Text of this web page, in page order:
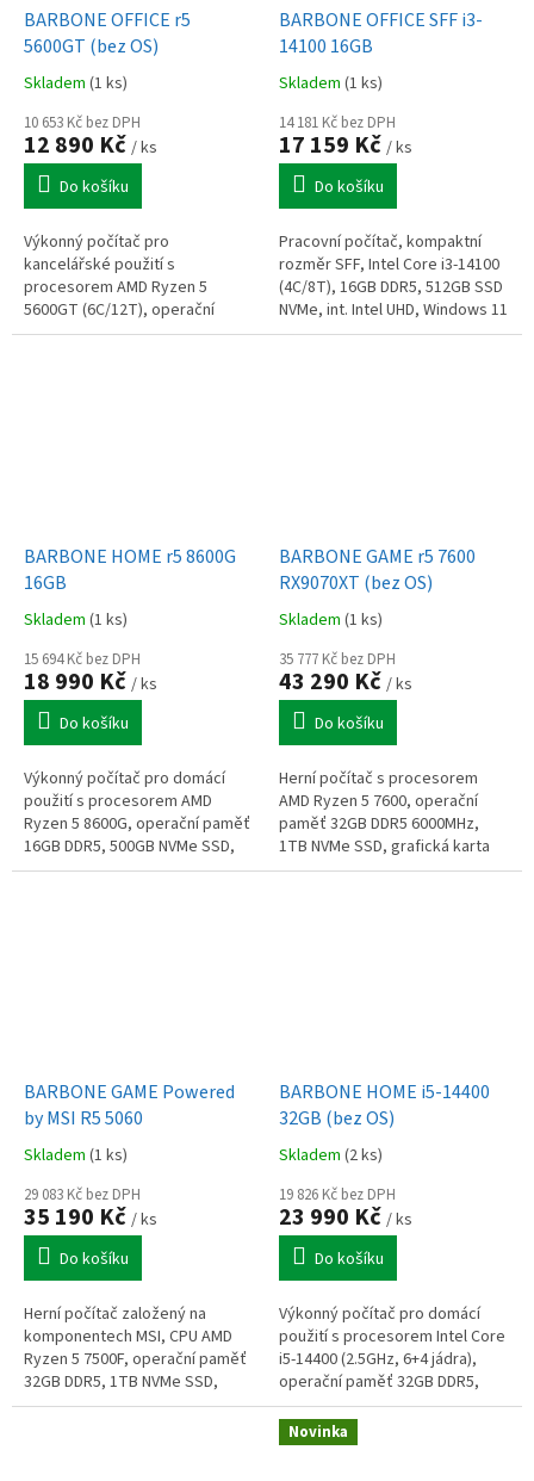
BARBONE OFFICE r5
5600GT (bez OS)
Skladem (1 ks)
10 653 Kč bez DPH
12 890 Kč / ks
Do košíku
Výkonný počítač pro
kancelářské použití s
procesorem AMD Ryzen 5
5600GT (6C/12T), operační
paměť 16GB DDR4, 512GB NVMe
BARBONE OFFICE SFF i3-
14100 16GB
Skladem (1 ks)
14 181 Kč bez DPH
17 159 Kč / ks
Do košíku
Pracovní počítač, kompaktní
rozměr SFF, Intel Core i3-14100
(4C/8T), 16GB DDR5, 512GB SSD
NVMe, int. Intel UHD, Windows 11
Pro
BARBONE HOME r5 8600G
16GB
Skladem (1 ks)
15 694 Kč bez DPH
18 990 Kč / ks
Do košíku
Výkonný počítač pro domácí
použití s procesorem AMD
Ryzen 5 8600G, operační paměť
16GB DDR5, 500GB NVMe SSD,
Radeon 760M, WiFi+BT, výstupy
BARBONE GAME r5 7600
RX9070XT (bez OS)
Skladem (1 ks)
35 777 Kč bez DPH
43 290 Kč / ks
Do košíku
Herní počítač s procesorem
AMD Ryzen 5 7600, operační
paměť 32GB DDR5 6000MHz,
1TB NVMe SSD, grafická karta
Radeon RX 9070 XT 16GB, Wi-
BARBONE GAME Powered
by MSI R5 5060
Skladem (1 ks)
29 083 Kč bez DPH
35 190 Kč / ks
Do košíku
Herní počítač založený na
komponentech MSI, CPU AMD
Ryzen 5 7500F, operační paměť
32GB DDR5, 1TB NVMe SSD,
grafická karta GeForce RTX
BARBONE HOME i5-14400
32GB (bez OS)
Skladem (2 ks)
19 826 Kč bez DPH
23 990 Kč / ks
Do košíku
Výkonný počítač pro domácí
použití s procesorem Intel Core
i5-14400 (2.5GHz, 6+4 jádra),
operační paměť 32GB DDR5,
1TB SSD, Intel UHD Graphics
730, výstupy DP+HDMI+VGA,
WiFi,...
Novinka